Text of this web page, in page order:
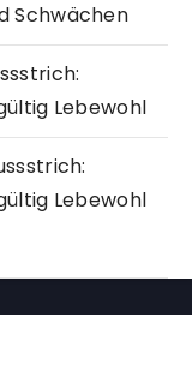
Schwächen
Lebewohl
Lebewohl